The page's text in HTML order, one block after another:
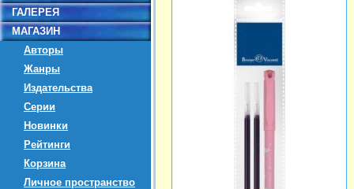
ГАЛЕРЕЯ
МАГАЗИН
Авторы
Жанры
Издательства
Серии
Новинки
Рейтинги
Корзина
Личное пространство